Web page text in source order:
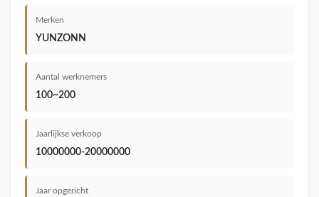
Merken
YUNZONN
Aantal werknemers
100~200
Jaarlijkse verkoop
10000000-20000000
Jaar opgericht